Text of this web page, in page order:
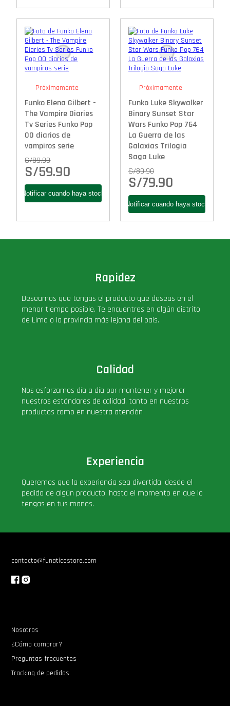
Próximamente
Funko Elena Gilbert -
The Vampire Diaries
Tv Series Funko Pop
00 diarios de
vampiros serie
S/89.90
S/59.90
Próximamente
Funko Luke Skywalker
Binary Sunset Star
Wars Funko Pop 764
La Guerra de las
Galaxias Trilogia
Saga Luke
S/89.90
S/79.90
Rapidez
Deseamos que tengas el producto que deseas en el
menor tiempo posible. Te encuentres en algún distrito
de Lima o la provincia más lejana del país.
Calidad
Nos esforzamos día a día por mantener y mejorar
nuestros estándares de calidad, tanto en nuestros
productos como en nuestra atención
Experiencia
Queremos que la experiencia sea divertida, desde el
pedido de algún producto, hasta el momento en que lo
tengas en tus manos.
contacto@funaticostore.com
Nosotros
¿Cómo comprar?
Preguntas frecuentes
Tracking de pedidos